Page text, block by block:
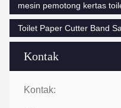
Kontak
Kontak:
mesin pemotong kertas
Toilet Paper Cutter Band